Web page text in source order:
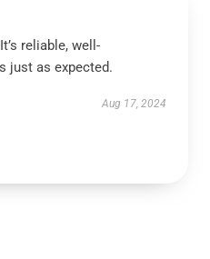
reliable, well-
just as expected.
Aug 17, 2024